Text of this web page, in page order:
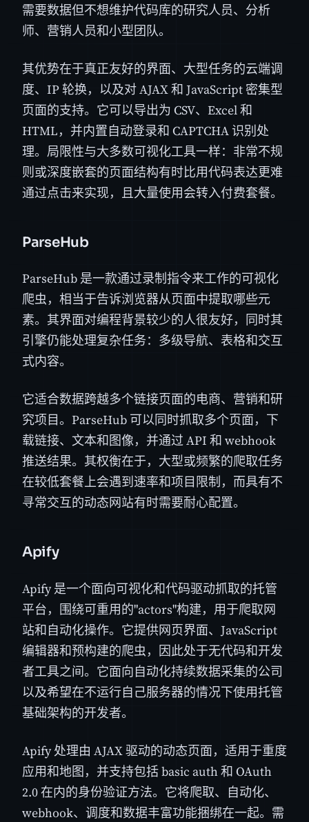
需要数据但不想维护代码库的研究人员、分析
师、营销人员和小型团队。
其优势在于真正友好的界面、大型任务的云端调
度、IP 轮换，以及对 AJAX 和 JavaScript 密集型
页面的支持。它可以导出为 CSV、Excel 和
HTML，并内置自动登录和 CAPTCHA 识别处
理。局限性与大多数可视化工具一样：非常不规
则或深度嵌套的页面结构有时比用代码表达更难
通过点击来实现，且大量使用会转入付费套餐。
ParseHub
ParseHub 是一款通过录制指令来工作的可视化
爬虫，相当于告诉浏览器从页面中提取哪些元
素。其界面对编程背景较少的人很友好，同时其
引擎仍能处理复杂任务：多级导航、表格和交互
式内容。
它适合数据跨越多个链接页面的电商、营销和研
究项目。ParseHub 可以同时抓取多个页面，下
载链接、文本和图像，并通过 API 和 webhook
推送结果。其权衡在于，大型或频繁的爬取任务
在较低套餐上会遇到速率和项目限制，而具有不
寻常交互的动态网站有时需要耐心配置。
Apify
Apify 是一个面向可视化和代码驱动抓取的托管
平台，围绕可重用的"actors"构建，用于爬取网
站和自动化操作。它提供网页界面、JavaScript
编辑器和预构建的爬虫，因此处于无代码和开发
者工具之间。它面向自动化持续数据采集的公司
以及希望在不运行自己服务器的情况下使用托管
基础架构的开发者。
Apify 处理由 AJAX 驱动的动态页面，适用于重度
应用和地图，并支持包括 basic auth 和 OAuth
2.0 在内的身份验证方法。它将爬取、自动化、
webhook、调度和数据丰富功能捆绑在一起。需